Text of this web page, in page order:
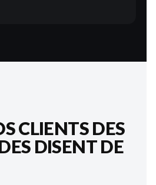
CLIENTS DES
DISENT DE